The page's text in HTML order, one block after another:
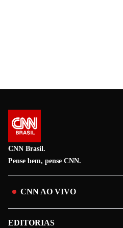
CNN Brasil.
Pense bem, pense CNN.
CNN AO VIVO
EDITORIAS